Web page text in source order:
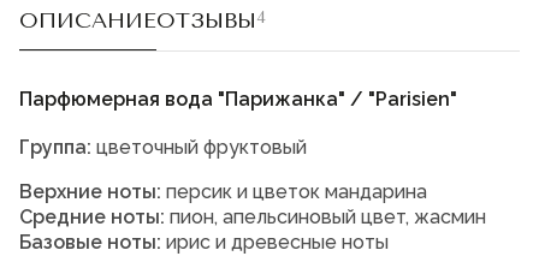
ОПИСАНИЕОТЗЫВЫ4
Парфюмерная вода "Парижанка" / "Parisien"
Группа: цветочный фруктовый
Верхние ноты: персик и цветок мандарина
Средние ноты: пион, апельсиновый цвет, жасмин
Базовые ноты: ирис и древесные ноты